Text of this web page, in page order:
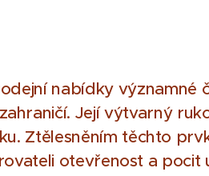
nabídky významné
Její výtvarný
Ztělesněním těchto
otevřenost a pocit